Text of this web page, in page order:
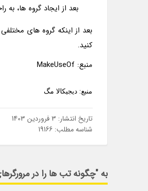
بعد از ایجاد گروه ها، به
بعد از اینکه گروه های
کنید.
منبع: MakeUseOf
منبع: دیجیکالا مگ
تاریخ انتشار: 3 فروردین 1403
شناسه مطلب: 19166
به "چگونه تب ها را در